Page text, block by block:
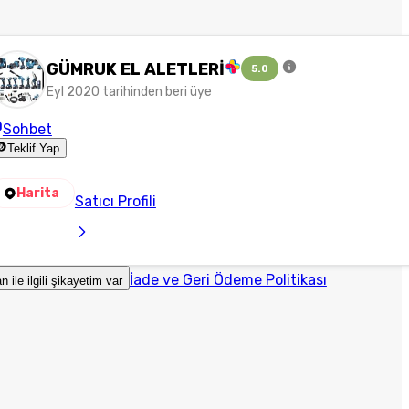
GÜMRUK EL ALETLERİ 5.0
Eyl 2020 tarihinden beri üye
Sohbet
Teklif Yap
Harita Satıcı Profili
ile ilgili şikayetim var İade ve Geri Ödeme Politikası